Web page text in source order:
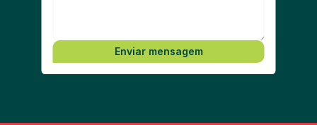
Enviar mensagem